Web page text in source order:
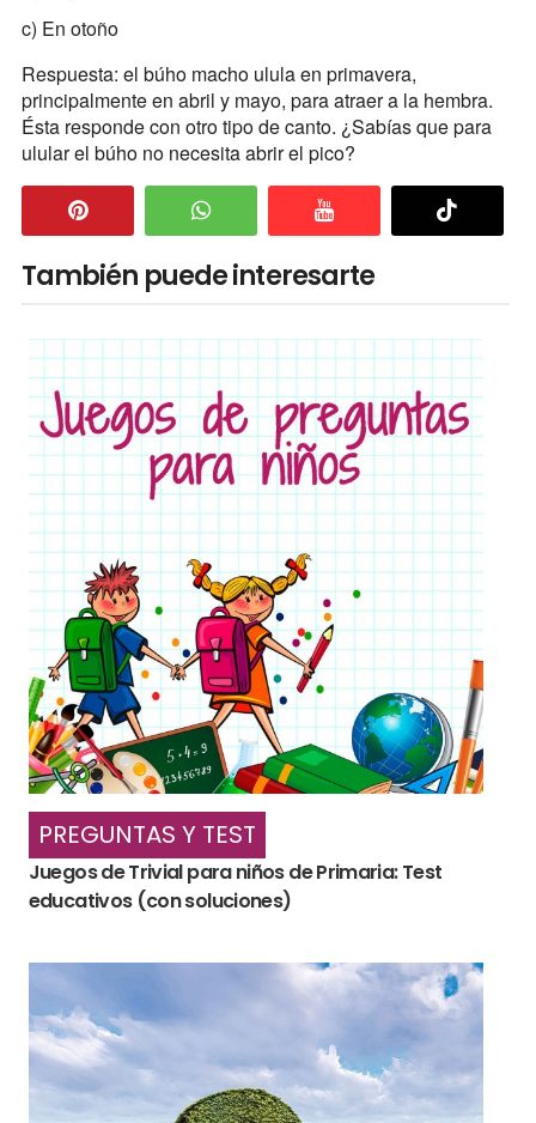
c) En otoño
Respuesta: el búho macho ulula en primavera,
principalmente en abril y mayo, para atraer a la hembra.
Ésta responde con otro tipo de canto. ¿Sabías que para
ulular el búho no necesita abrir el pico?
También puede interesarte
PREGUNTAS Y TEST
Juegos de Trivial para niños de Primaria: Test
educativos (con soluciones)